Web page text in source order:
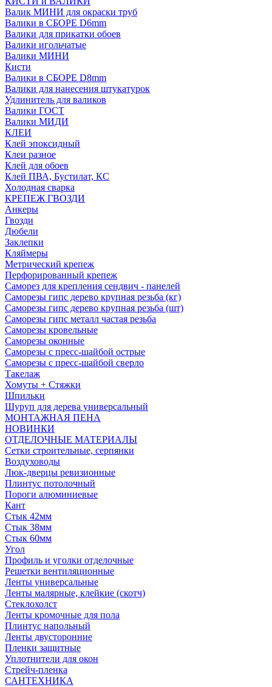
Валик МИНИ для окраски труб
Валики в СБОРЕ D6mm
Валики для прикатки обоев
Валики игольчатые
Валики МИНИ
Кисти
Валики в СБОРЕ D8mm
Валики для нанесения штукатурок
Удлинитель для валиков
Валики ГОСТ
Валики МИДИ
КЛЕИ
Клей эпоксидный
Клеи разное
Клей для обоев
Клей ПВА, Бустилат, КС
Холодная сварка
КРЕПЕЖ ГВОЗДИ
Анкеры
Гвозди
Дюбели
Заклепки
Кляймеры
Метрический крепеж
Перфорированный крепеж
Саморез для крепления сендвич - панелей
Саморезы гипс дерево крупная резьба (кг)
Саморезы гипс дерево крупная резьба (шт)
Саморезы гипс металл частая резьба
Саморезы кровельные
Саморезы оконные
Саморезы с пресс-шайбой острые
Саморезы с пресс-шайбой сверло
Такелаж
Хомуты + Стяжки
Шпильки
Шуруп для дерева универсальный
МОНТАЖНАЯ ПЕНА
НОВИНКИ
ОТДЕЛОЧНЫЕ МАТЕРИАЛЫ
Сетки строительные, серпянки
Воздуховоды
Люк-дверцы ревизионные
Плинтус потолочный
Пороги алюминиевые
Кант
Стык 42мм
Стык 38мм
Стык 60мм
Угол
Профиль и уголки отделочные
Решетки вентиляционные
Ленты универсальные
Ленты малярные, клейкие (скотч)
Стеклохолст
Ленты кромочные для пола
Плинтус напольный
Ленты двусторонние
Пленки защитные
Уплотнители для окон
Стрейч-пленка
САНТЕХНИКА